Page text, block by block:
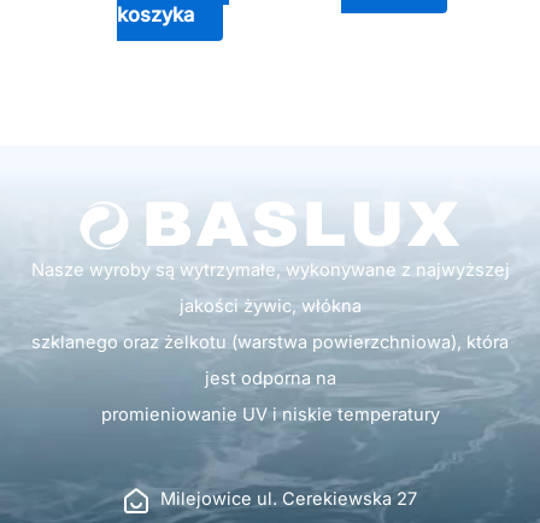
koszyka
Nasze wyroby są wytrzymałe, wykonywane z najwyższej
jakości żywic, włókna
szklanego oraz żelkotu (warstwa powierzchniowa), która
jest odporna na
promieniowanie UV i niskie temperatury
Milejowice ul. Cerekiewska 27